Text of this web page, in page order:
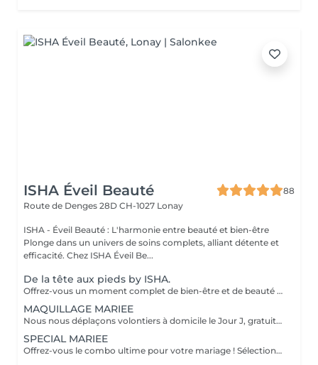
ISHA Éveil Beauté
88
Route de Denges 28D CH-1027 Lonay
ISHA - Éveil Beauté : L'harmonie entre beauté et bien-être
Plonge dans un univers de soins complets, alliant détente et
efficacité. Chez ISHA Éveil Be...
De la tête aux pieds by ISHA.
Offrez-vous un moment complet de bien-être et de beauté avec notre forfait De la tête aux pieds by ISHA. Ce rituel a été pensé pour prendre soin de vous dans les moindres détails, avec une sélection de prestations associant détente, hydratation et mise en beauté. Ce forfait comprend un massage classique, un soin visage hydratant sur mesure, une pose complète de vernis semi-permanent aux mains et aux pieds, un soin hydratant, ainsi qu’un shampooing & brushing pour des cheveux légers, brillants et parfaitement coiffés. En plus, vous bénéficiez de conseils maquillage personnalisés ainsi que d’un maquillage de mise en beauté offert, pour sublimer votre visage en toute élégance. Laissez-vous chouchouter de la tête aux pieds dans une ambiance douce et professionnelle, pour ressortir détendue, soignée et rayonnante.
MAQUILLAGE MARIEE
Nous nous déplaçons volontiers à domicile le Jour J, gratuitement jusqu'à 10 km. Nous demandons CHF 40 pour un déplacement entre 11km et 20km. Au-delà de 21km, à discuter !
SPECIAL MARIEE
Offrez-vous le combo ultime pour votre mariage ! Sélectionnez l'un de nos 3 forfaits qui vous proposent différentes options à combiner. Bénéficiez de 3 services inclus avec le Pack Bronze. Profitez de 5 services inclus avec le Pack Silver. Optez pour la formule tout inclus avec le Pack Gold. Faites votre choix parmi les services ci-dessous : Maquillage mariée avec essai Ongles mains Ongles pieds Rehaussement de cils avec teinture Extension de cils Epilations sourcils Soins visage Spray Tan Epilations Massage relaxant Arrangement floral avec notre partenaire sur devis (en extra) *Durée à titre indicatif.